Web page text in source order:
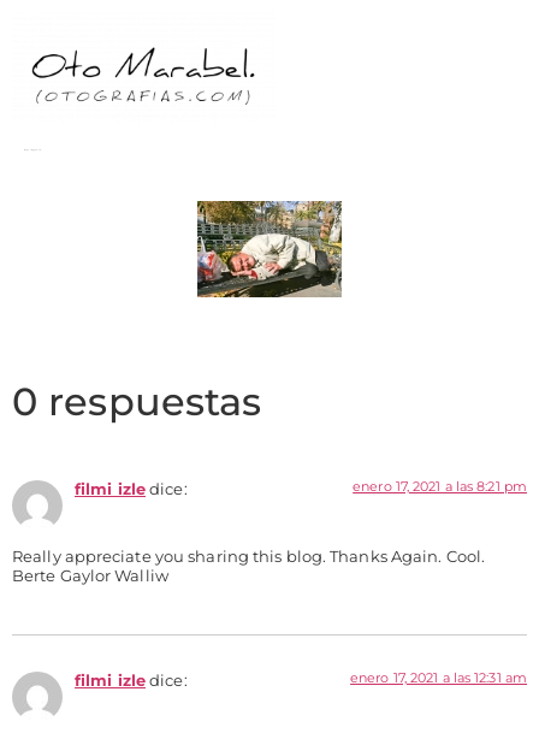
0 respuestas
filmi izle dice: enero 17, 2021 a las 8:21 pm
Really appreciate you sharing this blog. Thanks Again. Cool.
Berte Gaylor Walliw
filmi izle dice: enero 17, 2021 a las 12:31 am